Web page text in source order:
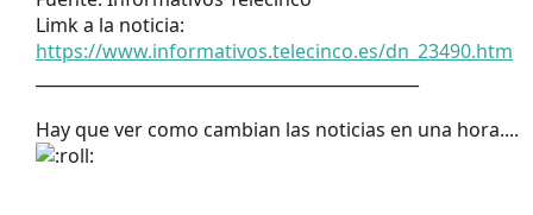
Limk a la noticia:
https://www.informativos.telecinco.es/dn_23490.htm
Hay que ver como cambian las noticias en una hora....